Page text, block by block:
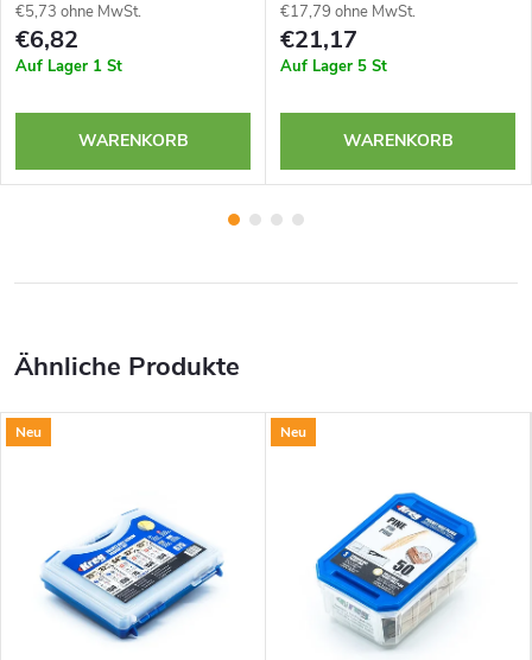
€5,73 ohne MwSt.
€6,82
Auf Lager 1 St
WARENKORB
€17,79 ohne MwSt.
€21,17
Auf Lager 5 St
WARENKORB
Neu Neu